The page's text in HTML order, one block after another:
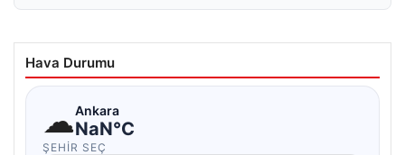
Hava Durumu
☁Ankara
NaN°C
ŞEHIR SEÇ